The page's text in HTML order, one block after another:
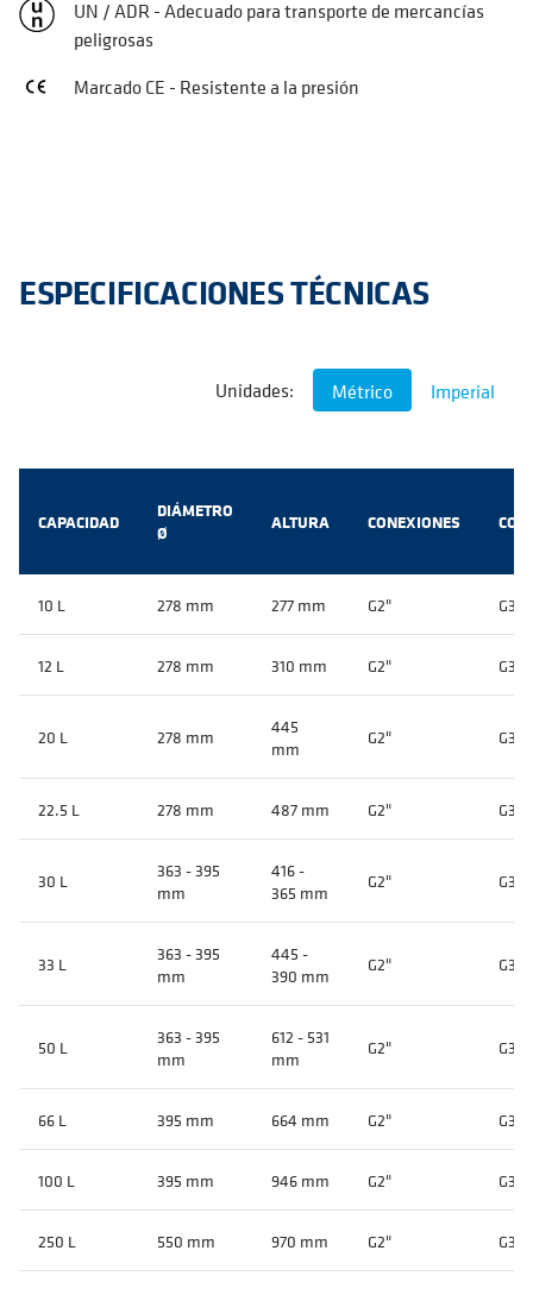
UN / ADR - Adecuado para transporte de mercancías
peligrosas
Marcado CE - Resistente a la presión
ESPECIFICACIONES TÉCNICAS
Unidades: Métrico Imperial
CAPACIDAD
DIÁMETRO
Ø
ALTURA CONEXIONES
10 L 278 mm 277 mm G2" G3/
12 L 278 mm 310 mm G2" G3/
20 L 278 mm
445
mm
G2" G3/
22.5 L 278 mm 487 mm G2" G3/
30 L
363 - 395
mm
416 -
365 mm
G2" G3/
33 L
363 - 395
mm
445 -
390 mm
G2" G3/
50 L
363 - 395
mm
612 - 531
mm
G2" G3/
66 L 395 mm 664 mm G2" G3/
100 L 395 mm 946 mm G2" G3/
250 L 550 mm 970 mm G2" G3/